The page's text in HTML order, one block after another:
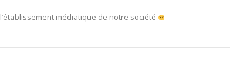
médiatique de notre société